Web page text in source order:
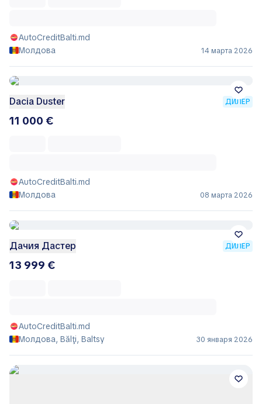
AutoCreditBalti.md
Молдова
14 марта 2026
Dacia Duster ДИЛЕР
11 000 €
AutoCreditBalti.md
Молдова
08 марта 2026
Дачия Дастер ДИЛЕР
13 999 €
AutoCreditBalti.md
Молдова, Bălţi, Baltsy
30 января 2026